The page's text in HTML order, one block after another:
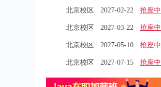
北京校区 2027-02-22 抢座中
北京校区 2027-03-22 抢座中
北京校区 2027-05-10 抢座中
北京校区 2027-07-15 抢座中